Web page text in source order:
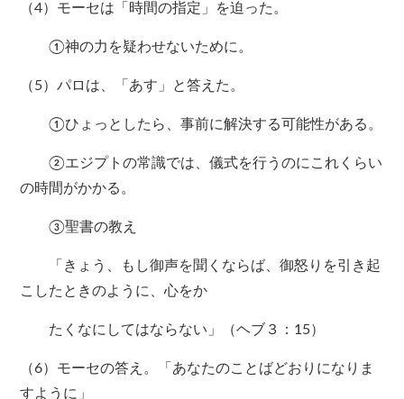
（4）モーセは「時間の指定」を迫った。
①神の力を疑わせないために。
（5）パロは、「あす」と答えた。
①ひょっとしたら、事前に解決する可能性がある。
②エジプトの常識では、儀式を行うのにこれくらい
の時間がかかる。
③聖書の教え
「きょう、もし御声を聞くならば、御怒りを引き起
こしたときのように、心をか
たくなにしてはならない」（ヘブ３：15）
（6）モーセの答え。「あなたのことばどおりになりま
すように」